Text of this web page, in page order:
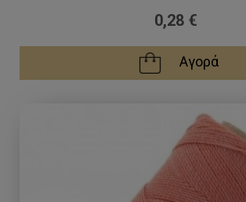
0,28 €
Αγορά